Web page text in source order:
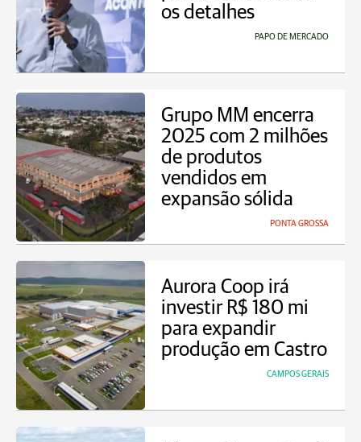
os detalhes
PAPO DE MERCADO
Grupo MM encerra
2025 com 2 milhões
de produtos
vendidos em
expansão sólida
PONTA GROSSA
Aurora Coop irá
investir R$ 180 mi
para expandir
produção em Castro
CAMPOS GERAIS